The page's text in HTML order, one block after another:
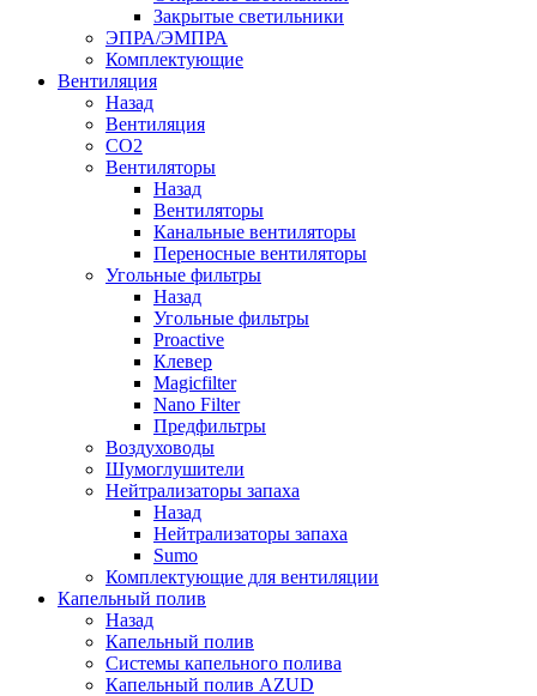
Закрытые светильники
ЭПРА/ЭМПРА
Комплектующие
Вентиляция
Назад
Вентиляция
СО2
Вентиляторы
Назад
Вентиляторы
Канальные вентиляторы
Переносные вентиляторы
Угольные фильтры
Назад
Угольные фильтры
Proactive
Клевер
Magicfilter
Nano Filter
Предфильтры
Воздуховоды
Шумоглушители
Нейтрализаторы запаха
Назад
Нейтрализаторы запаха
Sumo
Комплектующие для вентиляции
Капельный полив
Назад
Капельный полив
Системы капельного полива
Капельный полив AZUD